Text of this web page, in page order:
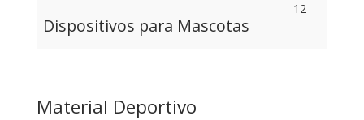
Dispositivos para Mascotas
12
Material Deportivo